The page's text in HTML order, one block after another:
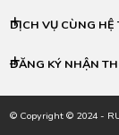
DỊCH VỤ CÙNG HỆ
ĐĂNG KÝ NHẬN
© Copyright © 2024 -